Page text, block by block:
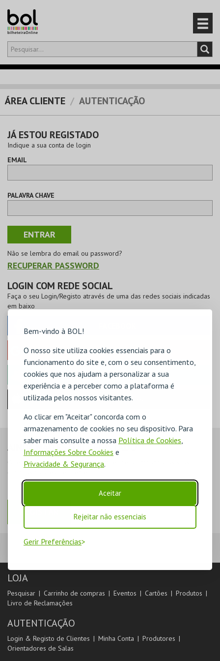
Bem-vindo à BOL!
O nosso site utiliza cookies essenciais para o
funcionamento do site e, com o seu consentimento,
cookies que nos ajudam a personalizar a sua
experiência e a perceber como a plataforma é
utilizada pelos nossos visitantes.
Ao clicar em "Aceitar" concorda com o
armazenamento de cookies no seu dispositivo. Para
saber mais consulte a nossa Política de Cookies,
Informações Sobre Cookies e
Privacidade & Segurança.
Aceitar
Rejeitar não essenciais
Gerir Preferências
Olá,iniciar sessão
EVENTOS
CARTÕES
PRODUTOS
ÁREA CLIENTE AUTENTICAÇÃO
JÁ ESTOU REGISTADO
Indique a sua conta de login
EMAIL
PALAVRA CHAVE
Não se lembra do email ou password?
RECUPERAR PASSWORD
LOGIN COM REDE SOCIAL
Faça o seu Login/Registo através de uma das redes sociais indicadas
em baixo
GOOGLE
MICROSOFT
Iniciar sessão com a Apple
AINDA NÃO ESTOU REGISTADO
O registo na plataforma BOL permite-lhe acompanhar as suas
LOJA
Pesquisar Carrinho de compras Eventos Cartões
Produtos
Livro de Reclamações
AUTENTICAÇÃO
Login & Registo de Clientes Minha Conta
Produtores
Orientadores de Salas